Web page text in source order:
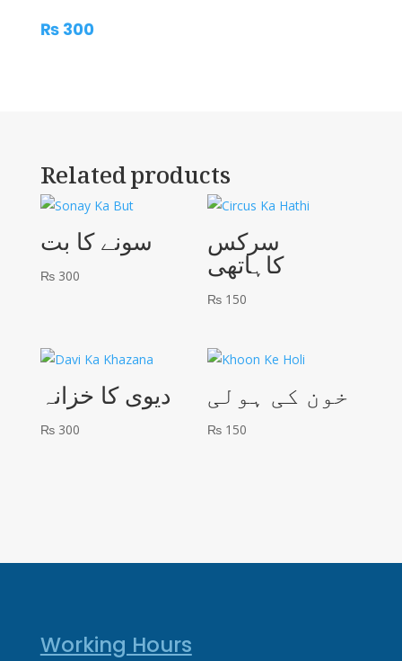
₨300
Related products
سونے کا بت
₨300
سرکس
کاہاتھی
₨ 150
دیوی کا خزانہ
₨300
خون کی ہولی
₨ 150
Working Hours